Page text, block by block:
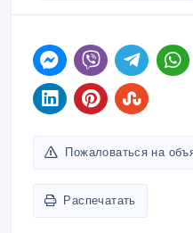
Пожаловаться на
Распечатать